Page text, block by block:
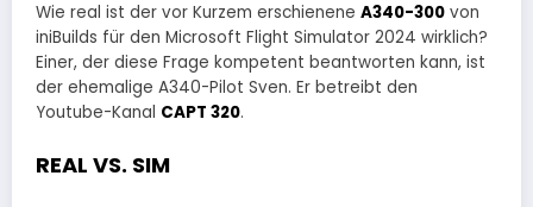
Wie real ist der vor Kurzem erschienene A340-300 von
iniBuilds für den Microsoft Flight Simulator 2024 wirklich?
Einer, der diese Frage kompetent beantworten kann, ist
der ehemalige A340-Pilot Sven. Er betreibt den
Youtube-Kanal CAPT 320.
REAL VS. SIM